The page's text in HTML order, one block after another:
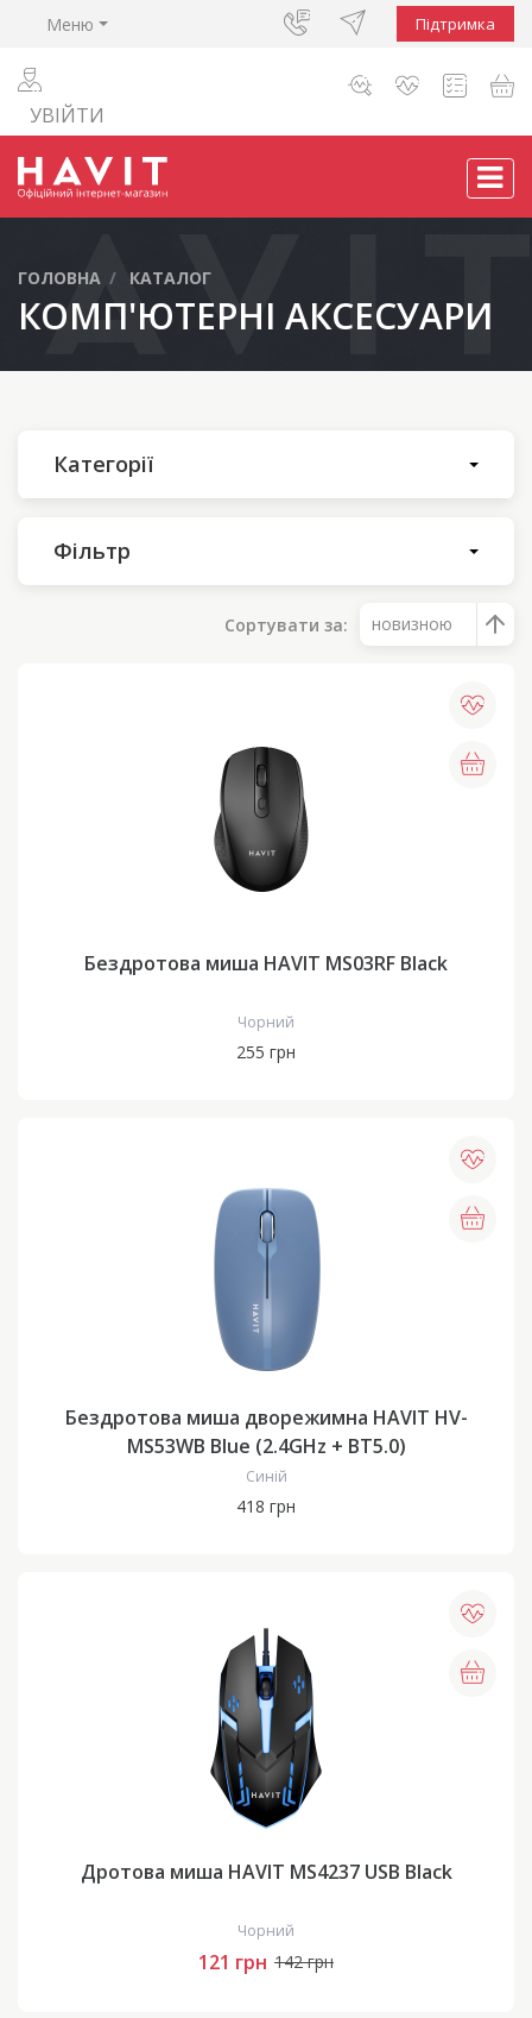
Меню Підтримка
УВІЙТИ
ГОЛОВНА КАТАЛОГ
КОМП'ЮТЕРНІ АКСЕСУАРИ
Категорії
Фільтр
Сортувати за: новизною
Бездротова миша HAVIT MS03RF Black
Чорний
255 грн
Бездротова миша дворежимна HAVIT HV-
MS53WB Blue (2.4GHz + BT5.0)
Синій
418 грн
Дротова миша HAVIT MS4237 USB Black
Чорний
121 грн 142 грн